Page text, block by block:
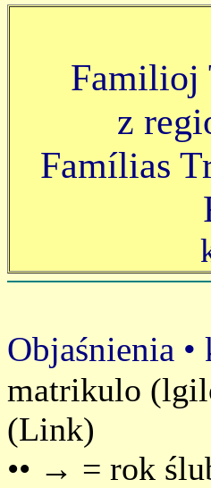
Familioj
z
Famílias
Objaśnienia
matrikulo
(Link)
•• → = rok